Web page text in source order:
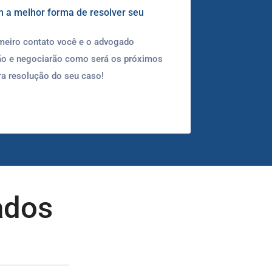
a melhor forma de resolver seu
contato você e o advogado
e negociarão como será os próximos
resolução do seu caso!